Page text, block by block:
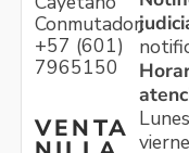
Conmutador:
+57 (601)
7965150
VENTA